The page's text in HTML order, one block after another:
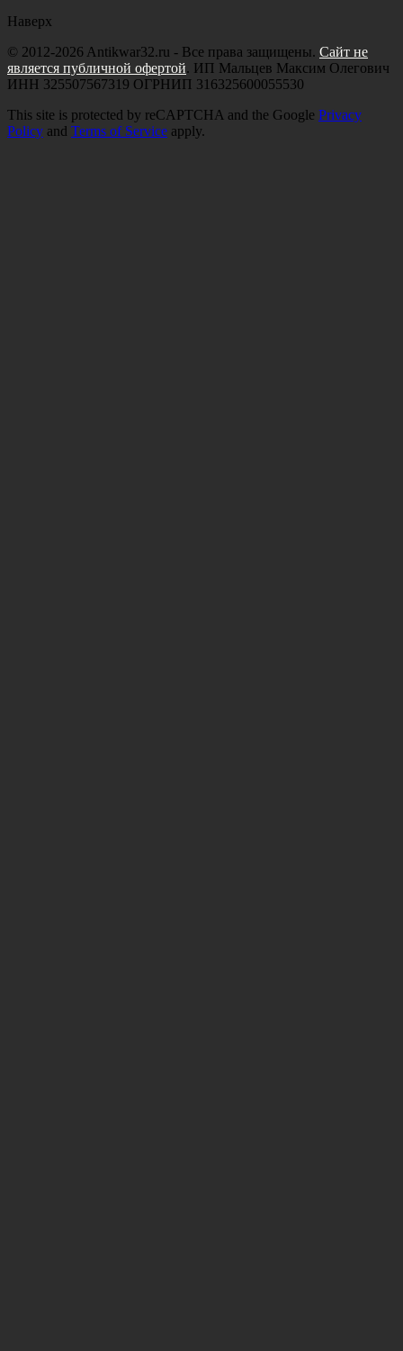
Наверх
© 2012-2026 Antikwar32.ru - Все права защищены. Сайт не
является публичной офертой. ИП Мальцев Максим Олегович
ИНН 325507567319 ОГРНИП 316325600055530
This site is protected by reCAPTCHA and the Google Privacy
Policy and Terms of Service apply.